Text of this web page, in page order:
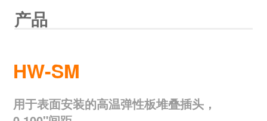
产品
HW-SM
用于表面安装的高温弹性板堆叠插头，